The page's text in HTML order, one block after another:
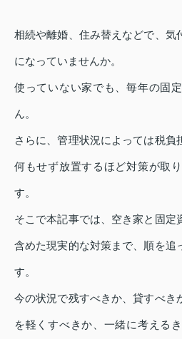
相続や離婚、住み替えなどで、気
になっていませんか。
使っていない家でも、毎年の固
ん。
さらに、管理状況によっては税負
何もせず放置するほど対策が取
す。
そこで本記事では、空き家と固定
含めた現実的な対策まで、順を追
す。
今の状況で残すべきか、貸すべき
を軽くすべきか、一緒に考える